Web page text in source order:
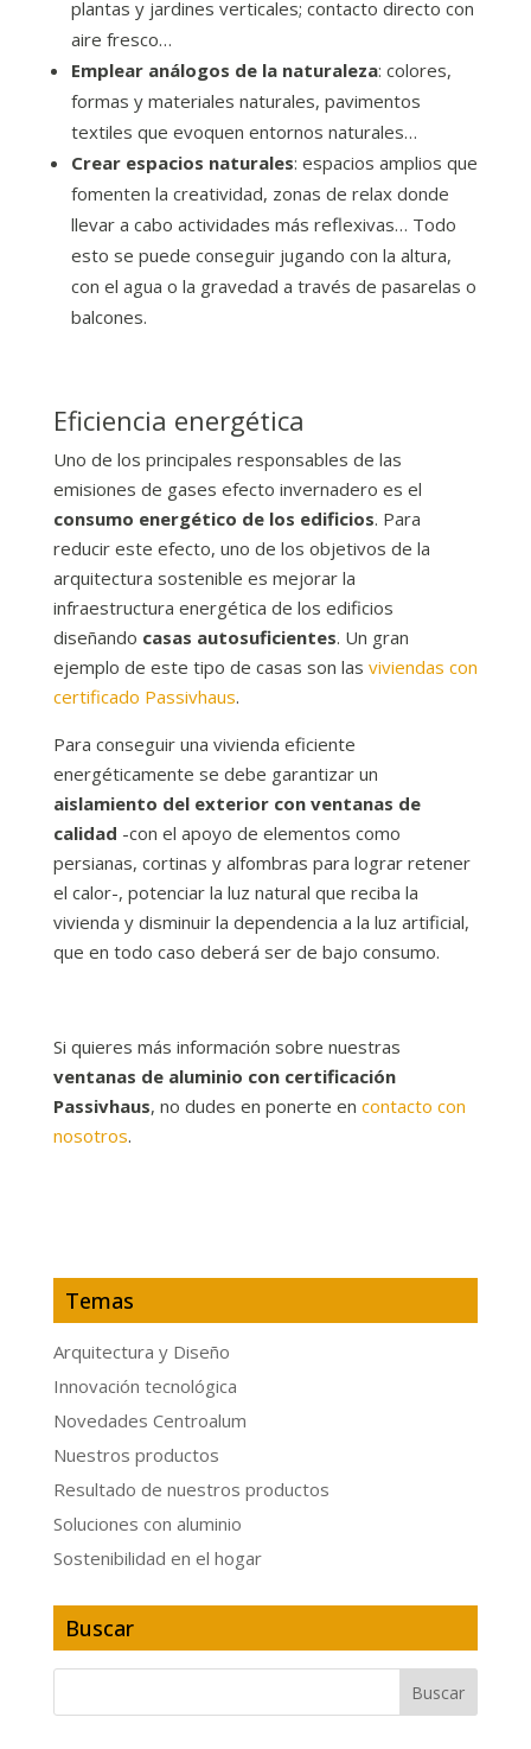
plantas y jardines verticales; contacto directo con
aire fresco…
Emplear análogos de la naturaleza: colores,
formas y materiales naturales, pavimentos
textiles que evoquen entornos naturales…
Crear espacios naturales: espacios amplios que
fomenten la creatividad, zonas de relax donde
llevar a cabo actividades más reflexivas… Todo
esto se puede conseguir jugando con la altura,
con el agua o la gravedad a través de pasarelas o
balcones.
Eficiencia energética
Uno de los principales responsables de las
emisiones de gases efecto invernadero es el
consumo energético de los edificios. Para
reducir este efecto, uno de los objetivos de la
arquitectura sostenible es mejorar la
infraestructura energética de los edificios
diseñando casas autosuficientes. Un gran
ejemplo de este tipo de casas son las viviendas con
certificado Passivhaus.
Para conseguir una vivienda eficiente
energéticamente se debe garantizar un
aislamiento del exterior con ventanas de
calidad -con el apoyo de elementos como
persianas, cortinas y alfombras para lograr retener
el calor-, potenciar la luz natural que reciba la
vivienda y disminuir la dependencia a la luz artificial,
que en todo caso deberá ser de bajo consumo.
Si quieres más información sobre nuestras
ventanas de aluminio con certificación
Passivhaus, no dudes en ponerte en contacto con
nosotros.
Temas
Arquitectura y Diseño
Innovación tecnológica
Novedades Centroalum
Nuestros productos
Resultado de nuestros productos
Soluciones con aluminio
Sostenibilidad en el hogar
Buscar